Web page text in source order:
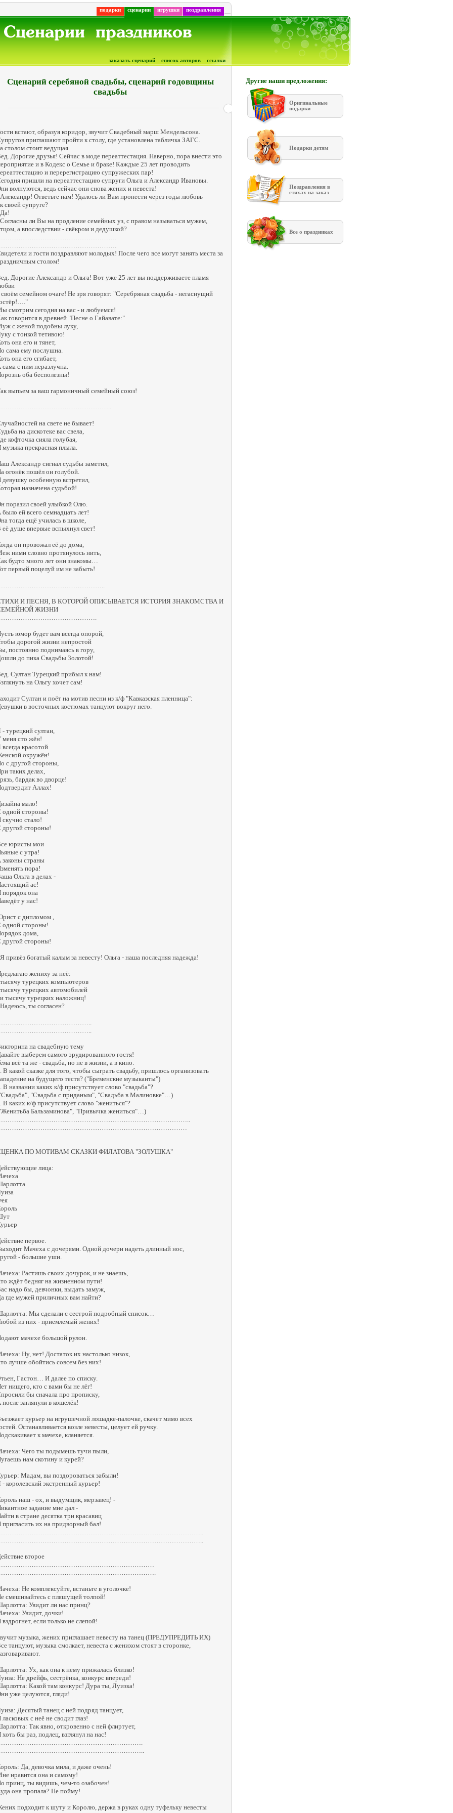
подарки сценарии игрушки поздравления
заказать сценарий список авторов ссылки
Сценарий серебяной свадьбы, сценарий годовщины
свадьбы
встают, образуя коридор, звучит Свадебный марш Мендельсона.
приглашают пройти к столу, где установлена табличка ЗАГС.
столом стоит ведущая.
Дорогие друзья! Сейчас в моде переаттестация. Наверно, пора внести это
и в Кодекс о Семье и браке! Каждые 25 лет проводить
и перерегистрацию супружеских пар!
пришли на переаттестацию супруги Ольга и Александр Ивановы.
волнуются, ведь сейчас они снова жених и невеста!
Ответьте нам! Удалось ли Вам пронести через годы любовь
своей супруге?
ли Вы на продление семейных уз, с правом называться мужем,
а впоследствии - свёкром и дедушкой?
и гости поздравляют молодых! После чего все могут занять места за
столом!
Дорогие Александр и Ольга! Вот уже 25 лет вы поддерживаете пламя
своём семейном очаге! Не зря говорят: "Серебряная свадьба - негаснущий
смотрим сегодня на вас - и любуемся!
говорится в древней "Песне о Гайавате:"
с женой подобны луку,
с тонкой тетивою!
она его и тянет,
сама ему послушна.
она его сгибает,
сама с ним неразлучна.
оба бесполезны!
выпьем за ваш гармоничный семейный союз!
на свете не бывает!
на дискотеке вас свела,
кофточка сияла голубая,
музыка прекрасная плыла.
Александр сигнал судьбы заметил,
огонёк пошёл он голубой.
девушку особенную встретил,
назначена судьбой!
поразил своей улыбкой Олю.
было ей всего семнадцать лет!
тогда ещё училась в школе,
её душе впервые вспыхнул свет!
он провожал её до дома,
ними словно протянулось нить,
будто много лет они знакомы…
первый поцелуй им не забыть!
И ПЕСНЯ, В КОТОРОЙ ОПИСЫВАЕТСЯ ИСТОРИЯ ЗНАКОМСТВА И
ЖИЗНИ
юмор будет вам всегда опорой,
дорогой жизни непростой
постоянно поднимаясь в гору,
до пика Свадьбы Золотой!
Султан Турецкий прибыл к нам!
на Ольгу хочет сам!
Султан и поёт на мотив песни из к/ф "Кавказская пленница":
в восточных костюмах танцуют вокруг него.
- турецкий султан,
меня сто жён!
всегда красотой
окружён!
с другой стороны,
таких делах,
бардак во дворце!
Аллах!
мало!
одной стороны!
скучно стало!
другой стороны!
юристы мои
с утра!
законы страны
пора!
Ольга в делах -
ас!
порядок она
у нас!
с дипломом ,
одной стороны!
дома,
другой стороны!
привёз богатый калым за невесту! Ольга - наша последняя надежда!
жениху за неё:
турецких компьютеров
турецких автомобилей
тысячу турецких наложниц!
ты согласен?
на свадебную тему
выберем самого эрудированного гостя!
всё та же - свадьба, но не в жизни, а в кино.
В какой сказке для того, чтобы сыграть свадьбу, пришлось организовать
на будущего тестя? ("Бременские музыканты")
В названии каких к/ф присутствует слово "свадьба"?
"Свадьба с приданым", "Свадьба в Малиновке"…)
В каких к/ф присутствует слово "жениться"?
Бальзаминова", "Привычка жениться"…)
ПО МОТИВАМ СКАЗКИ ФИЛАТОВА "ЗОЛУШКА"
лица:
первое.
Мачеха с дочерями. Одной дочери надеть длинный нос,
- большие уши.
Растишь своих дочурок, и не знаешь,
ждёт бедняг на жизненном пути!
надо бы, девчонки, выдать замуж,
где мужей приличных вам найти?
Мы сделали с сестрой подробный список…
из них - приемлемый жених!
мачехе большой рулон.
Ну, нет! Достаток их настолько низок,
лучше обойтись совсем без них!
Гастон… И далее по списку.
нищего, кто с вами бы не лёг!
бы сначала про прописку,
после заглянули в кошелёк!
курьер на игрушечной лошадке-палочке, скачет мимо всех
Останавливается возле невесты, целует ей ручку.
к мачехе, кланяется.
Чего ты подымешь тучи пыли,
нам скотину и курей?
Мадам, вы поздороваться забыли!
- королевский экстренный курьер!
наш - ох, и выдумщик, мерзавец! -
задание мне дал -
в стране десятка три красавиц
пригласить их на придворный бал!
второе
Не комплексуйте, встаньте в уголочке!
смешивайтесь с пляшущей толпой!
Увидит ли нас принц?
Увидит, дочки!
вздрогнет, если только не слепой!
музыка, жених приглашает невесту на танец (ПРЕДУПРЕДИТЬ ИХ)
танцуют, музыка смолкает, невеста с женихом стоят в сторонке,
Ух, как она к нему прижалась близко!
Не дрейфь, сестрёнка, конкурс впереди!
Какой там конкурс! Дура ты, Луизка!
уже целуются, гляди!
Десятый танец с ней подряд танцует,
ласковых с неё не сводит глаз!
Так явно, откровенно с ней флиртует,
хоть бы раз, подлец, взглянул на нас!
Да, девочка мила, и даже очень!
нравится она и самому!
принц, ты видишь, чем-то озабочен!
она пропала? Не пойму!
подходит к шуту и Королю, держа в руках одну туфельку невесты
Другие наши предложения:
Оригинальные
подарки
Подарки детям
Поздравления в
стихах на заказ
Все о праздниках